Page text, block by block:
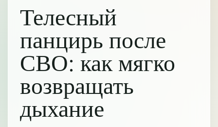
Телесный
панцирь после
СВО: как мягко
возвращать
дыхание